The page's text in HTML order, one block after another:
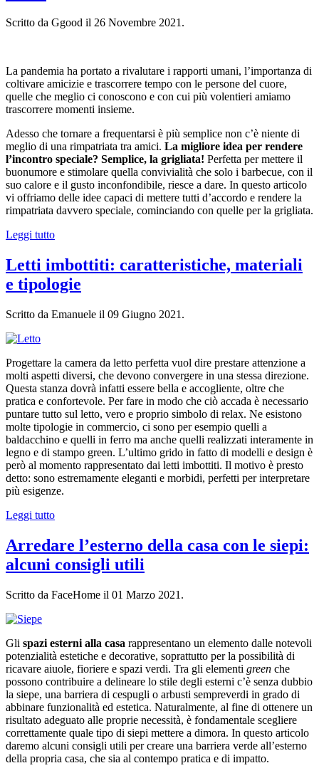
Scritto da Ggood il 26 Novembre 2021.
La pandemia ha portato a rivalutare i rapporti umani, l’importanza di
coltivare amicizie e trascorrere tempo con le persone del cuore,
quelle che meglio ci conoscono e con cui più volentieri amiamo
trascorrere momenti insieme.
Adesso che tornare a frequentarsi è più semplice non c’è niente di
meglio di una rimpatriata tra amici. La migliore idea per rendere
l’incontro speciale? Semplice, la grigliata! Perfetta per mettere il
buonumore e stimolare quella convivialità che solo i barbecue, con il
suo calore e il gusto inconfondibile, riesce a dare. In questo articolo
vi offriamo delle idee capaci di mettere tutti d’accordo e rendere la
rimpatriata davvero speciale, cominciando con quelle per la grigliata.
Leggi tutto
Letti imbottiti: caratteristiche, materiali
e tipologie
Scritto da Emanuele il 09 Giugno 2021 .
Progettare la camera da letto perfetta vuol dire prestare attenzione a
molti aspetti diversi, che devono convergere in una stessa direzione.
Questa stanza dovrà infatti essere bella e accogliente, oltre che
pratica e confortevole. Per fare in modo che ciò accada è necessario
puntare tutto sul letto, vero e proprio simbolo di relax. Ne esistono
molte tipologie in commercio, ci sono per esempio quelli a
baldacchino e quelli in ferro ma anche quelli realizzati interamente in
legno e di stampo green. L’ultimo grido in fatto di modelli e design è
però al momento rappresentato dai letti imbottiti. Il motivo è presto
detto: sono estremamente eleganti e morbidi, perfetti per interpretare
più esigenze.
Leggi tutto
Arredare l’esterno della casa con le siepi:
alcuni consigli utili
Scritto da FaceHome il 01 Marzo 2021 .
Gli spazi esterni alla casa rappresentano un elemento dalle notevoli
potenzialità estetiche e decorative, soprattutto per la possibilità di
ricavare aiuole, fioriere e spazi verdi. Tra gli elementi green che
possono contribuire a delineare lo stile degli esterni c’è senza dubbio
la siepe, una barriera di cespugli o arbusti sempreverdi in grado di
abbinare funzionalità ed estetica. Naturalmente, al fine di ottenere un
risultato adeguato alle proprie necessità, è fondamentale scegliere
correttamente quale tipo di siepi mettere a dimora. In questo articolo
daremo alcuni consigli utili per creare una barriera verde all’esterno
della propria casa, che sia al contempo pratica e di impatto.